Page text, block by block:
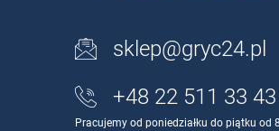
sklep@gryc24.pl
+48 22 511 33 43
Pracujemy od poniedziałku do piątku od 8